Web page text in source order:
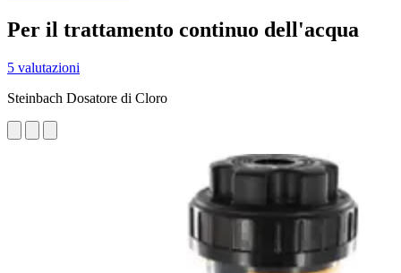
Per il trattamento continuo dell'acqua
5 valutazioni
Steinbach Dosatore di Cloro